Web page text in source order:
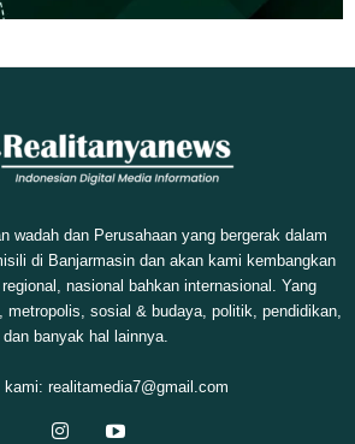
wadah dan Perusahaan yang bergerak dalam
di Banjarmasin dan akan kami kembangkan
nasional bahkan internasional. Yang
metropolis, sosial & budaya, politik, pendidikan,
dan banyak hal lainnya.
kami: realitamedia7@gmail.com